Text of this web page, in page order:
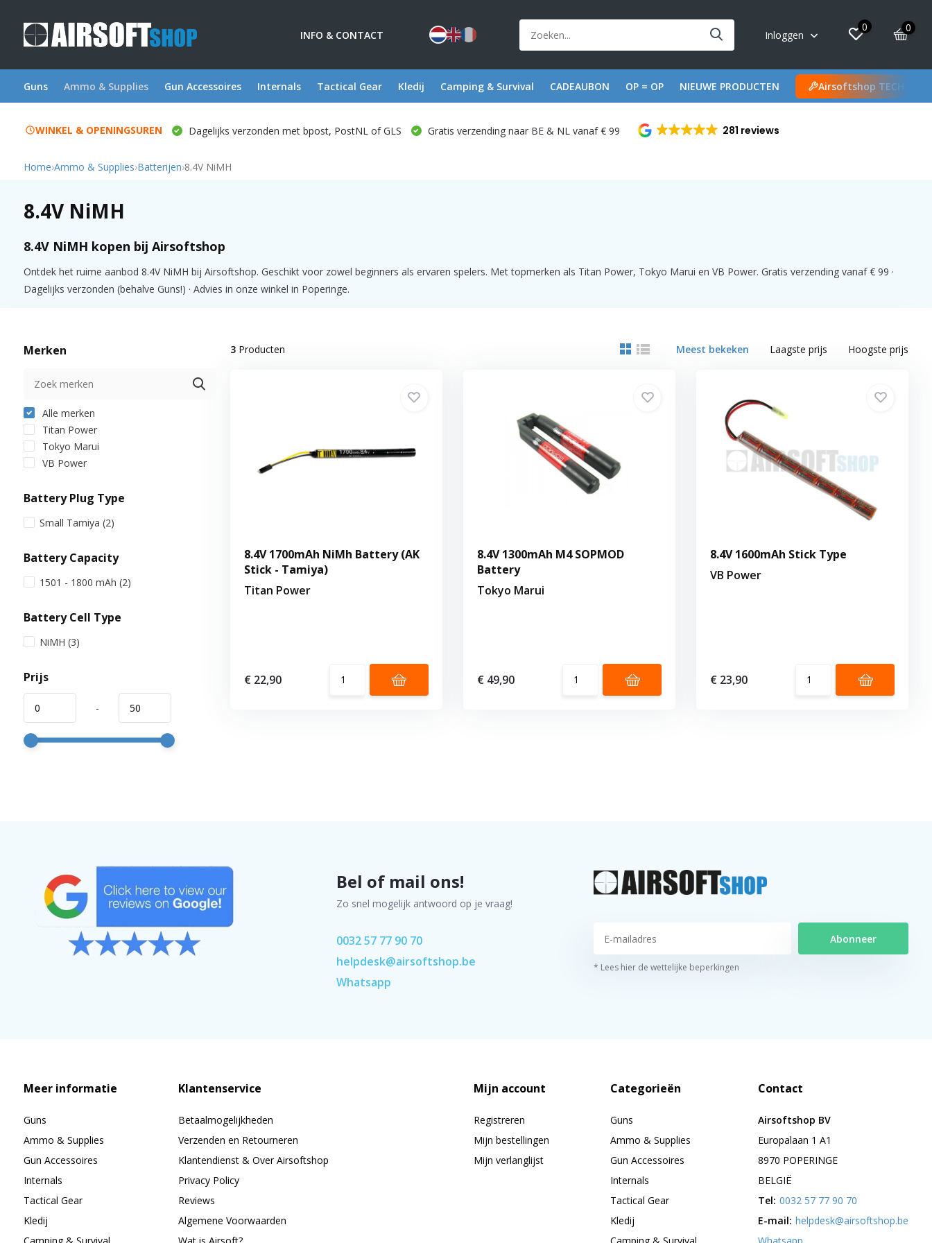
INFO & CONTACT Inloggen
0 0
Guns Ammo & Supplies Gun Accessoires Internals Tactical Gear Kledij Camping & Survival CADEAUBON OP = OP NIEUWE PRODUCTEN Airsoftshop TECH
WINKEL & OPENINGSUREN Dagelijks verzonden met bpost, PostNL of GLS Gratis verzending naar BE & NL vanaf € 99 281 reviews
Home›Ammo & Supplies›Batterijen›8.4V NiMH
8.4V NiMH
8.4V NiMH kopen bij Airsoftshop
Ontdek het ruime aanbod 8.4V NiMH bij Airsoftshop. Geschikt voor zowel beginners als ervaren spelers. Met topmerken als Titan Power, Tokyo Marui en VB Power. Gratis verzending vanaf € 99 ·
Dagelijks verzonden (behalve Guns!) · Advies in onze winkel in Poperinge.
Merken
Alle merken
Titan Power
Tokyo Marui
VB Power
Battery Plug Type
Small Tamiya (2)
Battery Capacity
1501 - 1800 mAh (2)
Battery Cell Type
NiMH (3)
Prijs
-
3Producten Meest bekeken Laagste prijs Hoogste prijs
8.4V 1700mAh NiMh Battery (AK
Stick - Tamiya)
Titan Power
€ 22,90
8.4V 1300mAh M4 SOPMOD
Battery
Tokyo Marui
€ 49,90
8.4V 1600mAh Stick Type
VB Power
€ 23,90
Bel of mail ons!
Zo snel mogelijk antwoord op je vraag!
0032 57 77 90 70
helpdesk@airsoftshop.be
Whatsapp
Abonneer
* Lees hier de wettelijke beperkingen
Meer informatie
Guns
Ammo & Supplies
Gun Accessoires
Internals
Tactical Gear
Kledij
Klantenservice
Betaalmogelijkheden
Verzenden en Retourneren
Klantendienst & Over Airsoftshop
Privacy Policy
Reviews
Algemene Voorwaarden
Mijn account
Registreren
Mijn bestellingen
Mijn verlanglijst
Categorieën
Guns
Ammo & Supplies
Gun Accessoires
Internals
Tactical Gear
Kledij
Contact
Airsoftshop BV
Europalaan 1 A1
8970 POPERINGE
BELGIË
Tel: 0032 57 77 90 70
E-mail: helpdesk@airsoftshop.be